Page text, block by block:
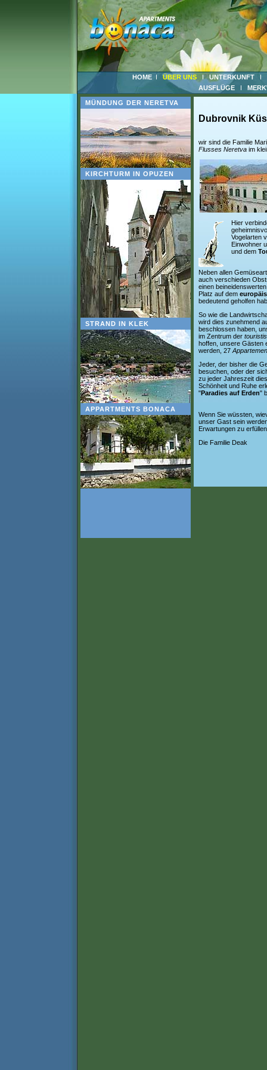
HOME ÜBER UNS UNTERKUNFT
AUSFLÜGE
MÜNDUNG DER NERETVA
KIRCHTURM IN OPUZEN
STRAND IN KLEK
APPARTMENTS BONACA
Dubrovnik
wir sind die Familie
Flusses Neretva im
Hier
Vogelarten
Einwohner
und dem
Neben allen
auch verschieden
einen
Platz auf dem
bedeutend geholfen
So wie die
wird dies zunehmend
beschlossen haben,
im Zentrum der
hoffen, unsere Gästen
werden, 27
Jeder, der bisher die
besuchen, oder der
zu jeder Jahreszeit
Schönheit und Ruhe
"Paradies auf Erden"
Wenn Sie wüssten,
unser Gast sein
Erwartungen zu
Die Familie Deak